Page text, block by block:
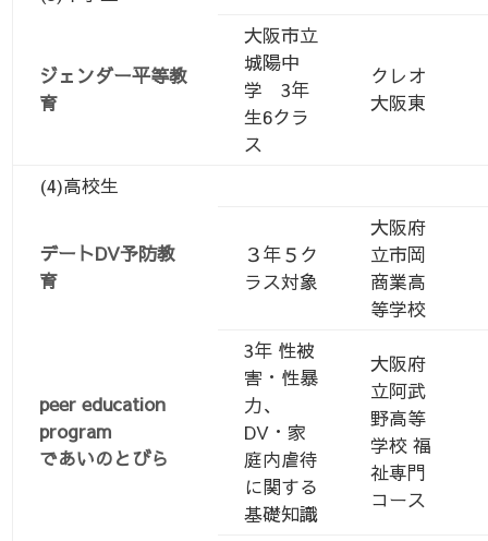
ジェンダー平等教
育
大阪市立
城陽中
学 3年
生6クラ
ス
クレオ
大阪東
(4)高校生
デートDV予防教
育
３年５ク
ラス対象
大阪府
立市岡
商業高
等学校
peer education
program
であいのとびら
3年 性被
害・性暴
力、
DV・家
庭内虐待
に関する
基礎知識
大阪府
立阿武
野高等
学校 福
祉専門
コース